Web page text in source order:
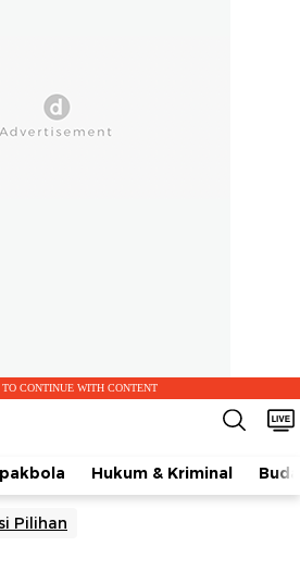
CONTINUE WITH CONTENT
Hukum & Kriminal
Pilihan